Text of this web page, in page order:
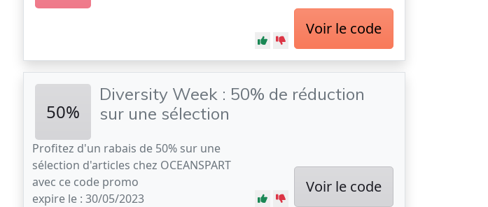
Voir le code
50%
Diversity Week : 50% de réduction
sur une sélection
Profitez d'un rabais de 50% sur une
sélection d'articles chez OCEANSPART
avec ce code promo
expire le : 30/05/2023
Voir le code